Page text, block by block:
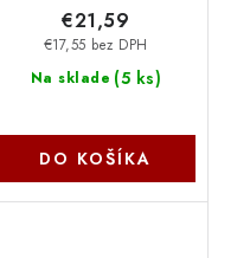
Na sklade (5 ks)
€17,55 bez DPH
€21,59
DO KOŠÍKA